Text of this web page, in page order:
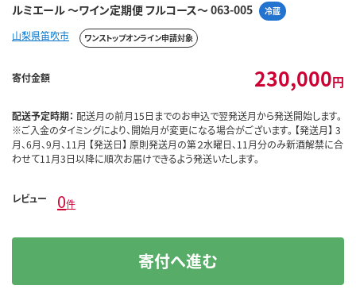
ルミエール ～ワイン定期便 フルコース～ 063-005 冷蔵
山梨県笛吹市 ワンストップオンライン申請対象
寄付金額 230,000円
配送予定時期： 配送月の前月15日までのお申込で翌発送月から発送開始します。
※ご入金のタイミングにより、開始月が変更になる場合がございます。 【発送月】 3
月、6月、9月、11月 【発送日】 原則発送月の第２水曜日、11月分のみ新酒解禁に合
わせて11月3日以降に順次お届けできるよう発送いたします。
レビュー 0件
寄付へ進む